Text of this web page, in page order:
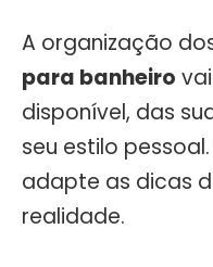
A organização
para banheiro
disponível, das
seu estilo
adapte as dicas
realidade.